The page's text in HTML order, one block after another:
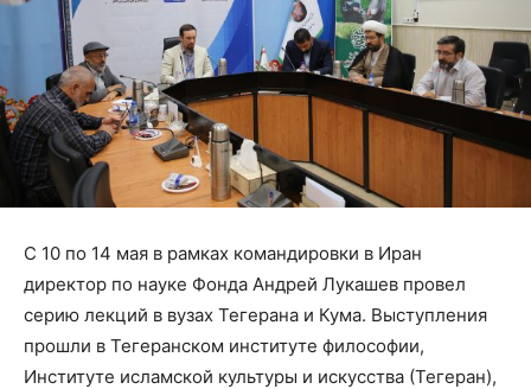
С 10 по 14 мая в рамках командировки в Иран
директор по науке Фонда Андрей Лукашев провел
серию лекций в вузах Тегерана и Кума. Выступления
прошли в Тегеранском институте философии,
Институте исламской культуры и искусства (Тегеран),